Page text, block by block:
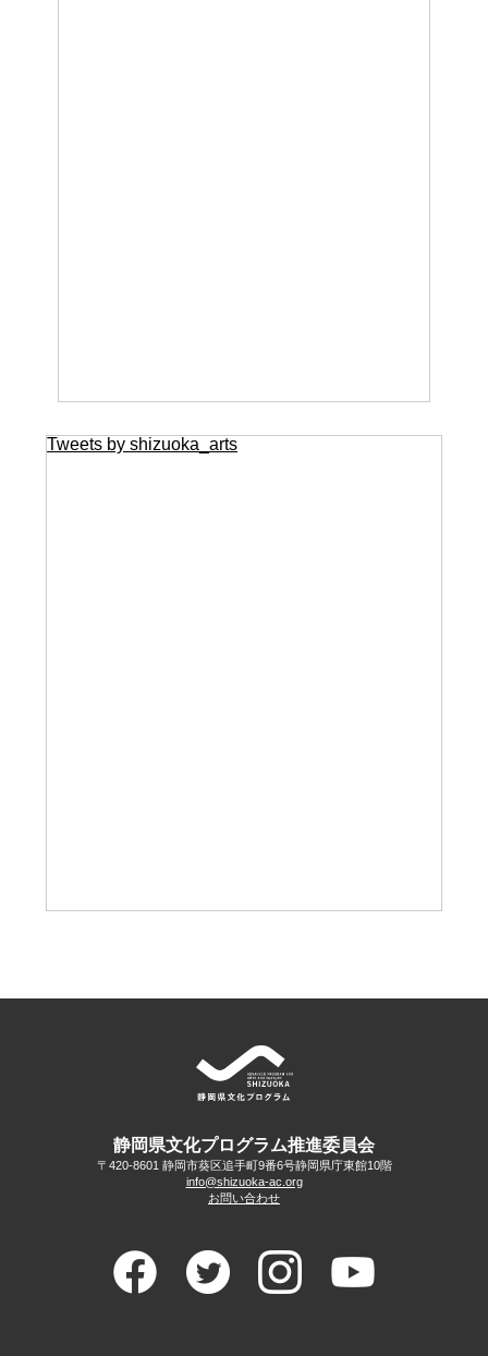
Tweets by shizuoka_arts
静岡県文化プログラム推進委員会
〒420-8601 静岡市葵区追手町9番6号静岡県庁東館10階
info@shizuoka-ac.org
お問い合わせ